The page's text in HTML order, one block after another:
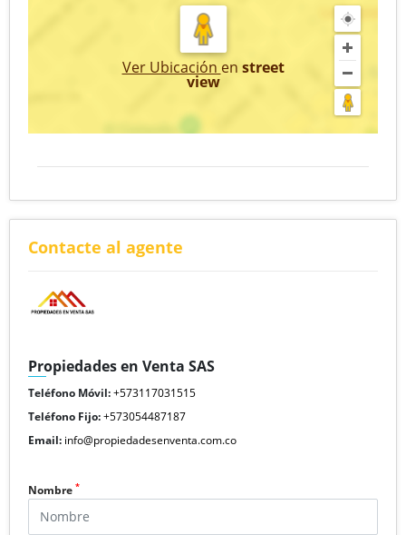
Ver Ubicación en street
view
Contacte al agente
Propiedades en Venta SAS
Teléfono Móvil:+573117031515
Teléfono Fijo:+573054487187
Email: info@propiedadesenventa.com.co
Nombre *